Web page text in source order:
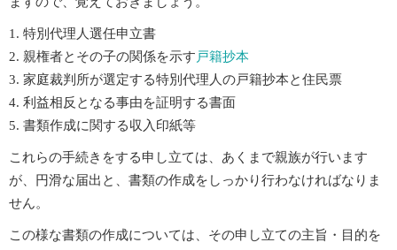
特別代理人選任申立書
親権者とその子の関係を示す戸籍抄本
家庭裁判所が選定する特別代理人の戸籍抄本と住民票
利益相反となる事由を証明する書面
書類作成に関する収入印紙等
これらの手続きをする申し立ては、あくまで親族が行います
が、円滑な届出と、書類の作成をしっかり行わなければなりま
せん。
この様な書類の作成については、その申し立ての主旨・目的を